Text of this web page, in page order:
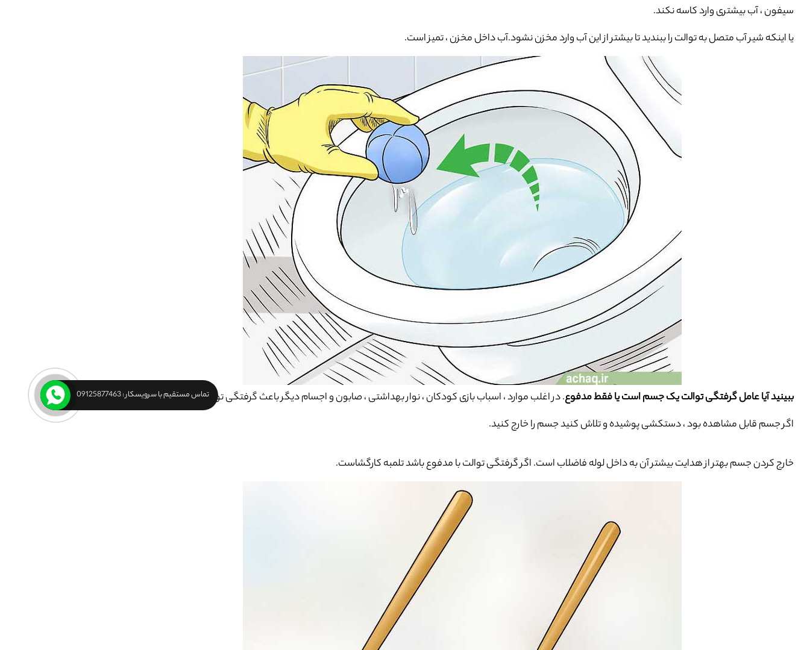
سیفون ، آب بیشتری وارد کاسه نکند.
یا اینکه شیر آب متصل به توالت را ببندید تا بیشتر از این آب وارد مخزن نشود.آب داخل مخزن ، تمیز است.
ببینید آیا عامل گرفتگی توالت یک جسم است یا فقط مدفوع. در اغلب موارد ، اسباب بازی کودکان ، نوار بهداشتی ، صابون و اجسام دیگر باعث گرفتگی توالت می شود.
اگر جسم قابل مشاهده بود ، دستکشی پوشیده و تلاش کنید جسم را خارج کنید.
خارج کردن جسم بهتر از هدایت بیشتر آن به داخل لوله فاضلاب است. اگر گرفتگی توالت با مدفوع باشد تلمبه کارگشاست.
تماس مستقیم با سرویسکار : 09125877463